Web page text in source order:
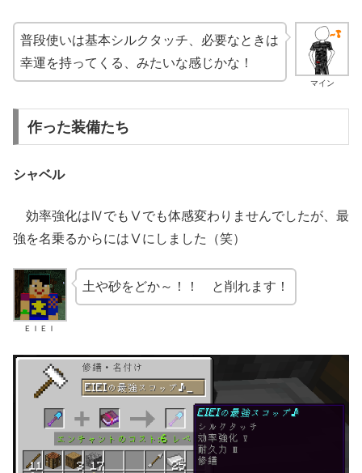
マイン
普段使いは基本シルクタッチ、必要なときは
幸運を持ってくる、みたいな感じかな！
作った装備たち
シャベル
効率強化はⅣでもⅤでも体感変わりませんでしたが、最
強を名乗るからにはⅤにしました（笑）
ＥＩＥＩ
土や砂をどか～！！ と削れます！